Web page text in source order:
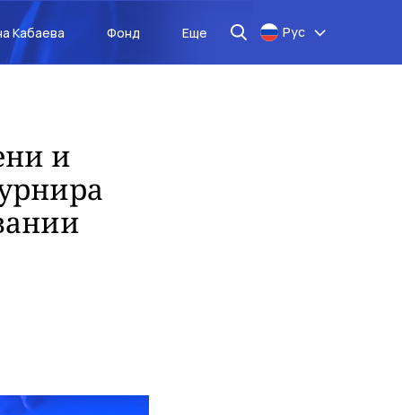
Кабаева Фонд Еще Рус
и